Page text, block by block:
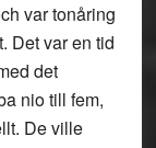
var tonåring
Det var en tid
det
nio till fem,
De ville